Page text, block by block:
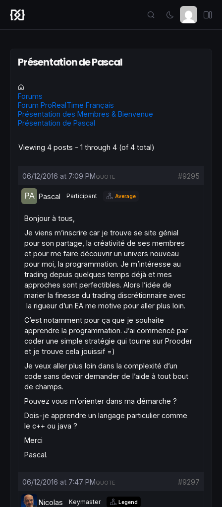
Présentation de Pascal
Forums
Forum ProRealTime Français
Présentation des Membres & Bienvenue
Présentation de Pascal
Viewing 4 posts - 1 through 4 (of 4 total)
06/12/2016 at 7:09 PM #9295
QUOTE
Pascal Participant Average
Bonjour à tous,
Je viens m’inscrire car je trouve se site génial
pour son partage, la créativité de ses membres
et pour me faire découvrir un univers nouveau
pour moi, la programmation. Je m’intéresse au
trading depuis quelques temps déjà et mes
approches sont perfectibles. Alors l’idée de
marier la finesse du trading discrétionnaire avec
la rigueur d’un EA me motive pour aller plus loin.
C’est notamment pour ça que je souhaite
apprendre la programmation. J’ai commencé par
coder une simple stratégie qui tourne sur Prooder
et je trouve cela jouissif =)
Je veux aller plus loin dans la complexité d’un
code sans devoir demander de l’aide à tout bout
de champs.
Pouvez vous m’orienter dans ma démarche ?
Dois-je apprendre un langage particulier comme
le c++ ou java ?
Merci
Pascal.
06/12/2016 at 7:47 PM #9297
QUOTE
Nicolas Keymaster Legend